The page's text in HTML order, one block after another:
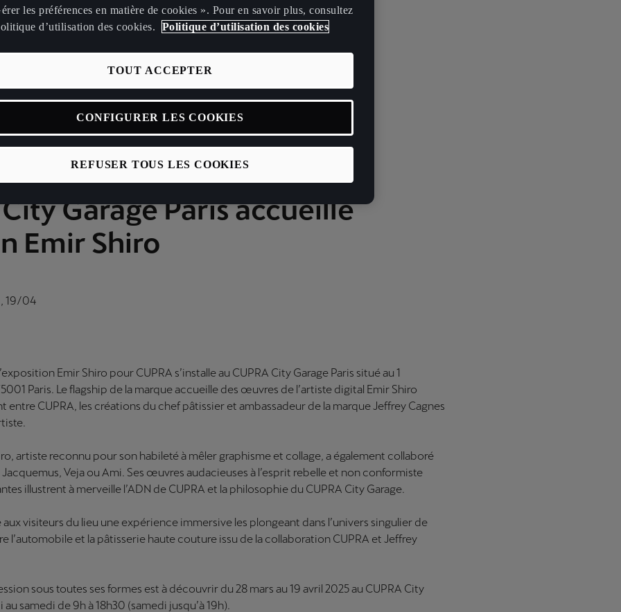
City Garage Paris accueille
Emir Shiro
19/04
Emir Shiro pour CUPRA s’installe au CUPRA City Garage Paris situé au 1
Paris. Le flagship de la marque accueille des œuvres de l’artiste digital Emir Shiro
entre CUPRA, les créations du chef pâtissier et ambassadeur de la marque Jeffrey Cagnes
artiste reconnu pour son habileté à mêler graphisme et collage, a également collaboré
Veja ou Ami. Ses œuvres audacieuses à l’esprit rebelle et non conformiste
illustrent à merveille l’ADN de CUPRA et la philosophie du CUPRA City Garage.
visiteurs du lieu une expérience immersive les plongeant dans l’univers singulier de
l’automobile et la pâtisserie haute couture issu de la collaboration CUPRA et Jeffrey
sous toutes ses formes est à découvrir du 28 mars au 19 avril 2025 au CUPRA City
samedi de 9h à 18h30 (samedi jusqu’à 19h).
les préférences en matière de cookies ». Pour en savoir plus, consultez
d’utilisation des cookies.
Politique d’utilisation des cookies
REFUSER TOUS LES COOKIES
TOUT ACCEPTER
CONFIGURER LES COOKIES